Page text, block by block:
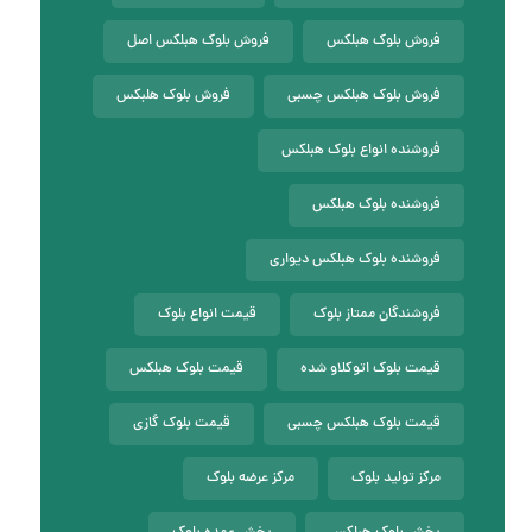
فروش بلوک هبلکس فروش بلوک هبلکس اصل
فروش بلوک هبلکس چسبی فروش بلوک هلبکس
فروشنده انواع بلوک هبلکس
فروشنده بلوک هبلکس
فروشنده بلوک هبلکس دیواری
فروشندگان ممتاز بلوک قیمت انواع بلوک
قیمت بلوک اتوکلاو شده قیمت بلوک هبلکس
قیمت بلوک هبلکس چسبی قیمت بلوک گازی
مرکز تولید بلوک مرکز عرضه بلوک